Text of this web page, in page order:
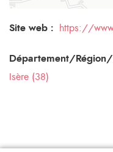
Site web : https://
Département/
Isère (38)